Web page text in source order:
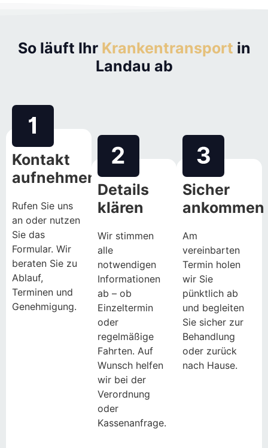
So läuft Ihr Krankentransport in
Landau ab
Kontakt
aufnehmen
Rufen Sie uns
an oder nutzen
Sie das
Formular. Wir
beraten Sie zu
Ablauf,
Terminen und
Genehmigung.
Details
klären
Wir stimmen
alle
notwendigen
Informationen
ab – ob
Einzeltermin
oder
regelmäßige
Fahrten. Auf
Wunsch helfen
wir bei der
Verordnung
oder
Kassenanfrage.
Sicher
ankommen
Am
vereinbarten
Termin holen
wir Sie
pünktlich ab
und begleiten
Sie sicher zur
Behandlung
oder zurück
nach Hause.